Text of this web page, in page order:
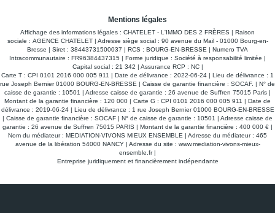
une salle d'eau et un WC indépendant. Deux balcons l'un
coté salon, l'autre coté chambre. Avec comme dépendance
une cave. Le chauffage est collectif avec répartiteur -
Stationnement aisé. LIBRE le 03.11.2026 L'appartement est
en visite virtuelle sur : https://tour.previsite.com/BFA2E653-
4A9D-CEF3-8146-85B35C68AE56
Mentions légales
Affichage des informations légales : CHATELET - L'IMMO DES 2 FRÈRES | Raison
sociale : AGENCE CHATELET | Adresse siège social : 90 avenue du Mail - 01000 Bourg-en-
Bresse | Siret : 38443731500037 | RCS : BOURG-EN-BRESSE | Numero TVA
Intracommunautaire : FR96384437315 | Forme juridique : Société à responsabilité limitée |
Capital social : 21 342 | Assurance RCP : NC |
Carte T : CPI 0101 2016 000 005 911 | Date de délivrance : 2022-06-24 | Lieu de délivrance : 1
rue Joseph Bernier 01000 BOURG-EN-BRESSE | Caisse de garantie financière : SOCAF. | N° de
caisse de garantie : 10501 | Adresse caisse de garantie : 26 avenue de Suffren 75015 Paris |
Montant de la garantie financière : 120 000 | Carte G : CPI 0101 2016 000 005 911 | Date de
délivrance : 2019-06-24 | Lieu de délivrance : 1 rue Joseph Bernier 01000 BOURG-EN-BRESSE
| Caisse de garantie financière : SOCAF | N° de caisse de garantie : 10501 | Adresse caisse de
garantie : 26 avenue de Suffren 75015 PARIS | Montant de la garantie financière : 400 000 € |
Nom du médiateur : MEDIATION-VIVONS MIEUX ENSEMBLE | Adresse du médiateur : 465
avenue de la libération 54000 NANCY | Adresse du site : www.mediation-vivons-mieux-
ensemble.fr|
Entreprise juridiquement et financièrement indépendante